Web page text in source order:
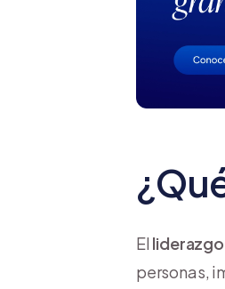
El liderazgo
personas,